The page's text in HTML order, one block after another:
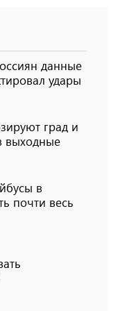
данные
удары
град и
выходные
в
почти весь